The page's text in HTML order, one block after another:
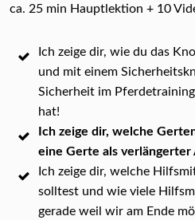
ca. 25 min Hauptlektion + 10
Ich zeige dir, wie du das
und mit einem
Sicherheit im
hat!
Ich zeige dir, welche
eine Gerte als verlängerter
Ich zeige dir, welche
solltest und wie viele
gerade weil wir am Ende